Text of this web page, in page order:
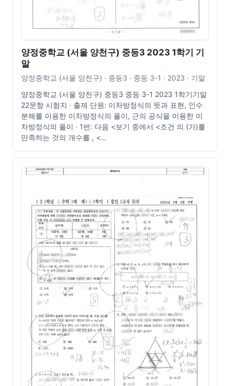
양정중학교 (서울 양천구) 중등3 2023 1학기 기
말
양정중학교 (서울 양천구) · 중등3 · 중등 3-1 · 2023 · 기말
양정중학교 (서울 양천구) 중등3 중등 3-1 2023 1학기기말
22문항 시험지 · 출제 단원: 이차방정식의 뜻과 표현, 인수
분해를 이용한 이차방정식의 풀이, 근의 공식을 이용한 이
차방정식의 풀이 · 1번: 다음 <보기 중에서 <조건 의 (가)를
만족하는 것의 개수를 , <…